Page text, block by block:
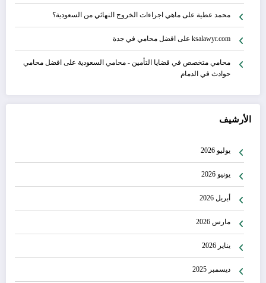
محمد عطية على ماهي اجراءات الخروج النهائي من السعودية؟
ksalawyr.com على افضل محامي في جدة
محامي متخصص في قضايا التأمين - محامي السعودية على افضل محامي
حوادث في الدمام
الأرشيف
يوليو 2026
يونيو 2026
أبريل 2026
مارس 2026
يناير 2026
ديسمبر 2025